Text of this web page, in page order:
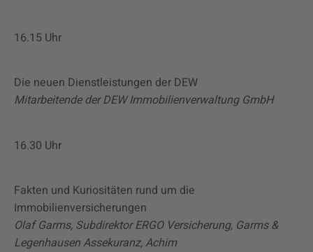
16.15 Uhr
Die neuen Dienstleistungen der DEW
Mitarbeitende der DEW Immobilienverwaltung GmbH
16.30 Uhr
Fakten und Kuriositäten rund um die
Immobilienversicherungen
Olaf Garms, Subdirektor ERGO Versicherung, Garms &
Legenhausen Assekuranz, Achim